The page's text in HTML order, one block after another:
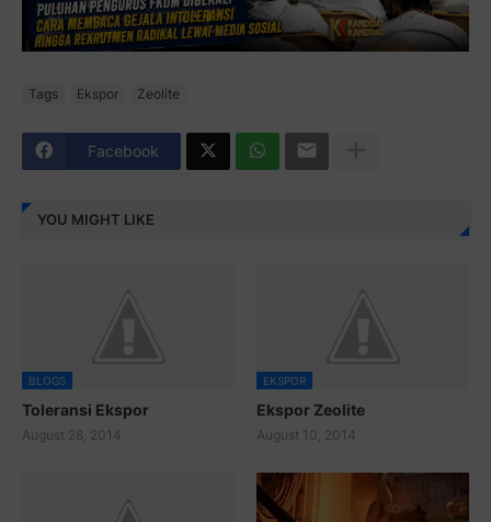
Tags Ekspor Zeolite
Facebook
YOU MIGHT LIKE
BLOGS
Toleransi Ekspor
August 28, 2014
EKSPOR
Ekspor Zeolite
August 10, 2014